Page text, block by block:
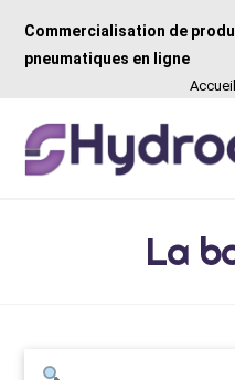
Commercialisation de
pneumatiques en ligne
Accueil
La